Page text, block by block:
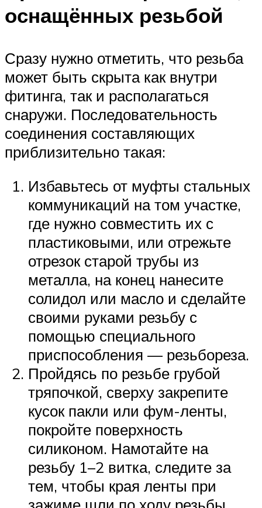
оснащённых резьбой
Сразу нужно отметить, что резьба
может быть скрыта как внутри
фитинга, так и располагаться
снаружи. Последовательность
соединения составляющих
приблизительно такая:
Избавьтесь от муфты стальных
коммуникаций на том участке,
где нужно совместить их с
пластиковыми, или отрежьте
отрезок старой трубы из
металла, на конец нанесите
солидол или масло и сделайте
своими руками резьбу с
помощью специального
приспособления — резьбореза.
Пройдясь по резьбе грубой
тряпочкой, сверху закрепите
кусок пакли или фум-ленты,
покройте поверхность
силиконом. Намотайте на
резьбу 1–2 витка, следите за
тем, чтобы края ленты при
зажиме шли по ходу резьбы.